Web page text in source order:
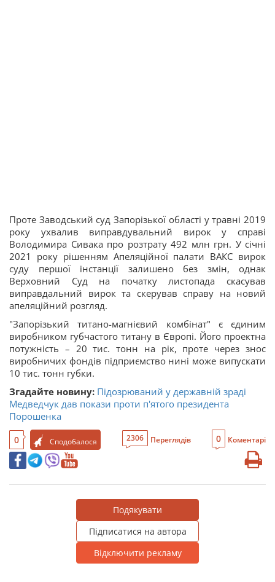
Проте Заводський суд Запорізької області у травні 2019
року ухвалив виправдувальний вирок у справі
Володимира Сивака про розтрату 492 млн грн. У січні
2021 року рішенням Апеляційної палати ВАКС вирок
суду першої інстанції залишено без змін, однак
Верховний Суд на початку листопада скасував
виправдальний вирок та скерував справу на новий
апеляційний розгляд.
"Запорізький титано-магнієвий комбінат" є єдиним
виробником губчастого титану в Європі. Його проектна
потужність – 20 тис. тонн на рік, проте через знос
виробничих фондів підприємство нині може випускати
10 тис. тонн губки.
Згадайте новину: Підозрюваний у державній зраді
Медведчук дав покази проти п'ятого президента
Порошенка
0 Сподобалося 2306 Переглядів 0 Коментарі
Подякувати
Підписатися на автора
Відключити рекламу